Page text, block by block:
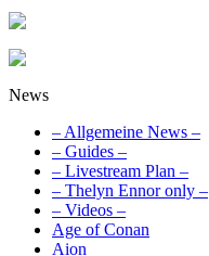
News
– Allgemeine News –
– Guides –
– Livestream Plan –
– Thelyn Ennor only –
– Videos –
Age of Conan
Aion